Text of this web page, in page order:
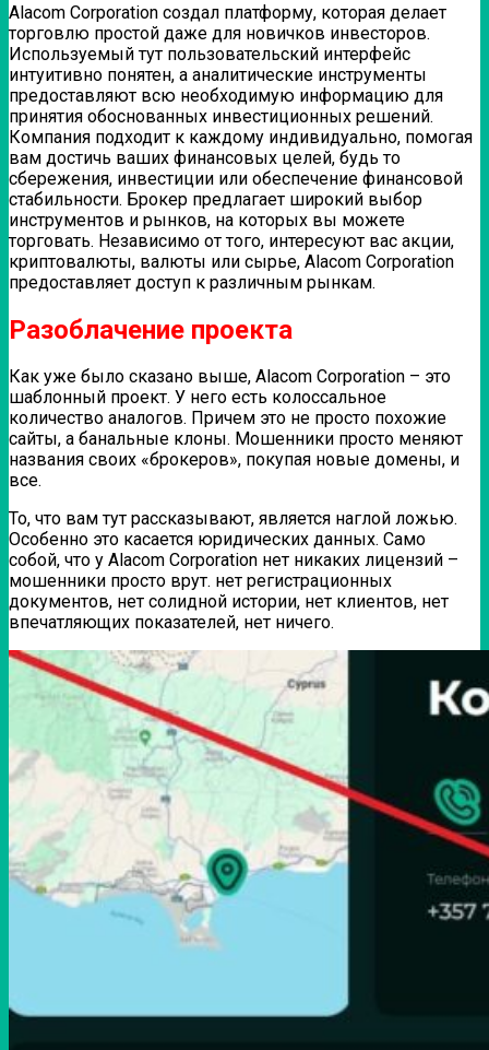
Alacom Corporation создал платформу, которая делает
торговлю простой даже для новичков инвесторов.
Используемый тут пользовательский интерфейс
интуитивно понятен, а аналитические инструменты
предоставляют всю необходимую информацию для
принятия обоснованных инвестиционных решений.
Компания подходит к каждому индивидуально, помогая
вам достичь ваших финансовых целей, будь то
сбережения, инвестиции или обеспечение финансовой
стабильности. Брокер предлагает широкий выбор
инструментов и рынков, на которых вы можете
торговать. Независимо от того, интересуют вас акции,
криптовалюты, валюты или сырье, Alacom Corporation
предоставляет доступ к различным рынкам.
Разоблачение проекта
Как уже было сказано выше, Alacom Corporation – это
шаблонный проект. У него есть колоссальное
количество аналогов. Причем это не просто похожие
сайты, а банальные клоны. Мошенники просто меняют
названия своих «брокеров», покупая новые домены, и
все.
То, что вам тут рассказывают, является наглой ложью.
Особенно это касается юридических данных. Само
собой, что у Alacom Corporation нет никаких лицензий –
мошенники просто врут. нет регистрационных
документов, нет солидной истории, нет клиентов, нет
впечатляющих показателей, нет ничего.